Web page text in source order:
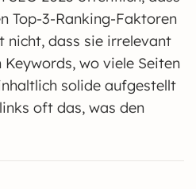
Top-3-Ranking-Faktoren
nicht, dass sie irrelevant
wo viele Seiten
solide aufgestellt
oft das, was den